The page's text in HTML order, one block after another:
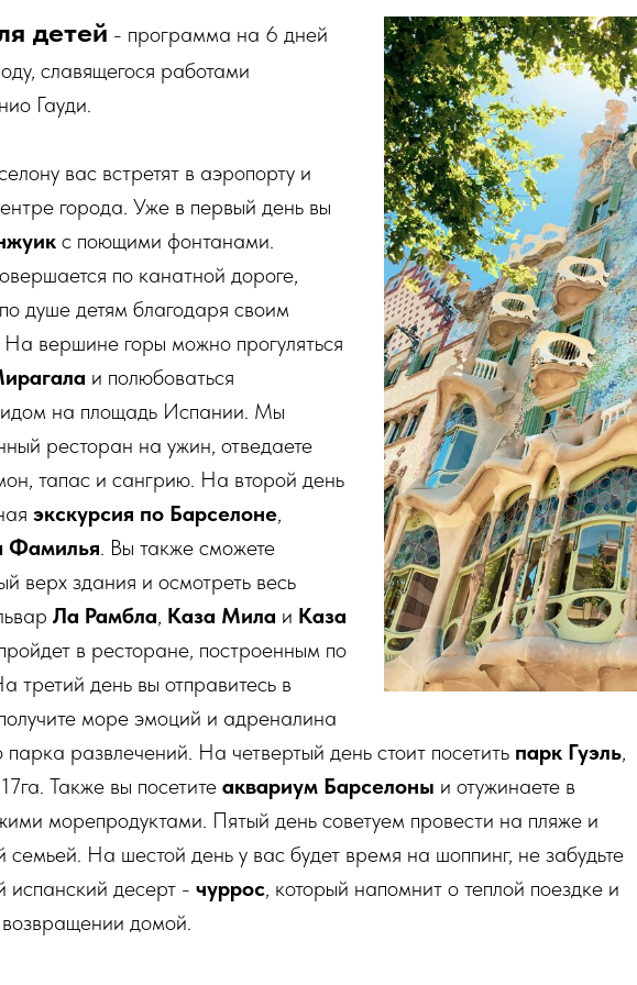
детей - программа на 6 дней
славящегося работами
Гауди.
вас встретят в аэропорту и
города. Уже в первый день вы
с поющими фонтанами.
по канатной дороге,
душе детям благодаря своим
На вершине горы можно прогуляться
и полюбоваться
на площадь Испании. Мы
ресторан на ужин, отведаете
тапас и сангрию. На второй день
экскурсия по Барселоне,
Фамилья. Вы также сможете
верх здания и осмотреть весь
Ла Рамбла, Каза Мила и Каза
в ресторане, построенным по
третий день вы отправитесь в
море эмоций и адреналина
парка развлечений. На четвертый день стоит посетить парк Гуэль,
Также вы посетите аквариум Барселоны и отужинаете в
морепродуктами. Пятый день советуем провести на пляже и
семьей. На шестой день у вас будет время на шоппинг, не забудьте
испанский десерт - чуррос, который напомнит о теплой поездке и
домой.